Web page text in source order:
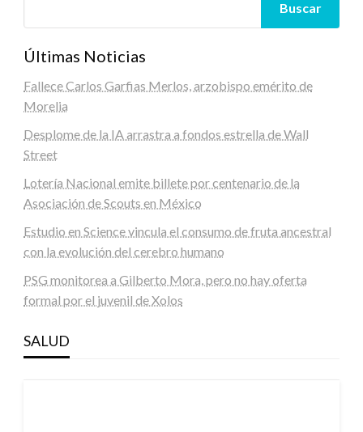
Buscar
Últimas Noticias
Fallece Carlos Garfias Merlos, arzobispo emérito de
Morelia
Desplome de la IA arrastra a fondos estrella de Wall
Street
Lotería Nacional emite billete por centenario de la
Asociación de Scouts en México
Estudio en Science vincula el consumo de fruta ancestral
con la evolución del cerebro humano
PSG monitorea a Gilberto Mora, pero no hay oferta
formal por el juvenil de Xolos
SALUD